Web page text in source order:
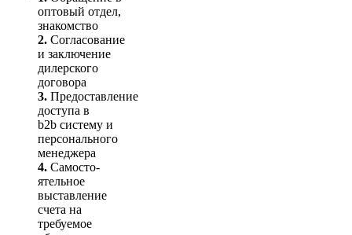
оптовый отдел,
знакомство
2. Согласование
и заключение
дилерского
договора
3. Пре­до­ста­вле­ние
доступа в
b2b систему и
персо­нального
мене­джера
4. Само­сто­-
ятель­ное
выставление
счета на
требуемое